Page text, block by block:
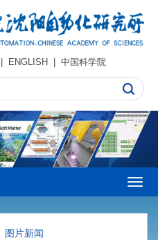
| ENGLISH| 中国科学院
图片新闻